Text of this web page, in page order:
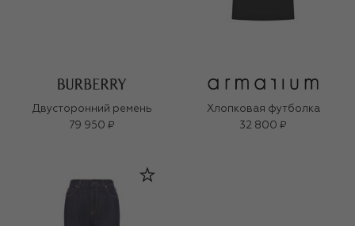
Двусторонний ремень
79 950 ₽
Хлопковая футболка
32 800 ₽